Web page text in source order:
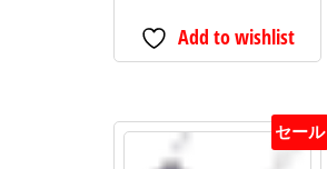
は
数
Add to wishlist
セール